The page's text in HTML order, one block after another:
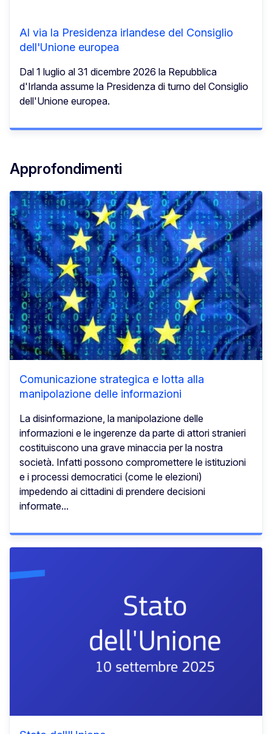
Al via la Presidenza irlandese del Consiglio
dell'Unione europea
Dal 1 luglio al 31 dicembre 2026 la Repubblica
d'Irlanda assume la Presidenza di turno del Consiglio
dell'Unione europea.
Approfondimenti
Comunicazione strategica e lotta alla
manipolazione delle informazioni
La disinformazione, la manipolazione delle
informazioni e le ingerenze da parte di attori stranieri
costituiscono una grave minaccia per la nostra
società. Infatti possono compromettere le istituzioni
e i processi democratici (come le elezioni)
impedendo ai cittadini di prendere decisioni
informate...